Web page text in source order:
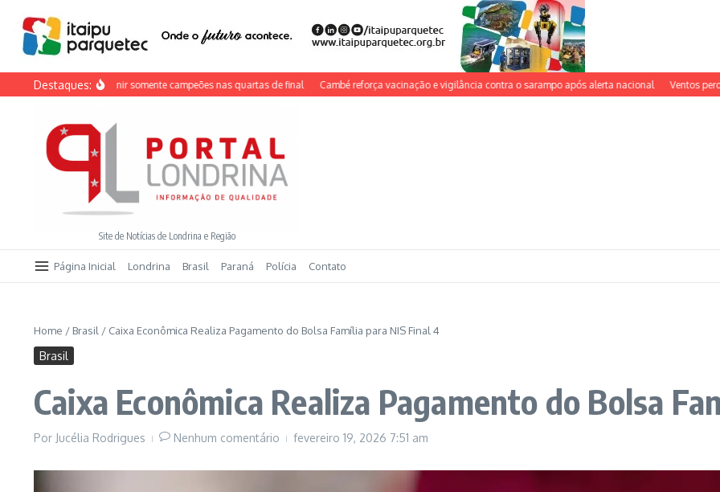
Ir para o conteúdo
Destaques:
do Brasil pode reunir somente campeões nas quartas de final Cambé reforça vacinação e vigilância contra o sarampo após alerta nacional Ventos perdem
Site de Notícias de Londrina e Região
Página Inicial Londrina Brasil Paraná Polícia Contato
Home / Brasil / Caixa Econômica Realiza Pagamento do Bolsa Família para NIS Final 4
Brasil
Caixa Econômica Realiza Pagamento do Bolsa
Por Jucélia Rodrigues Nenhum comentário fevereiro 19, 2026 7:51 am